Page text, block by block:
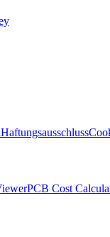
Haftungsausschluss
PCB Cost